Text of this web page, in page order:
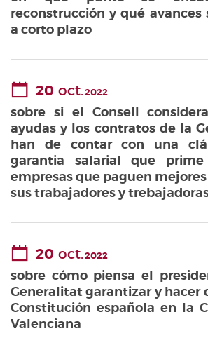
reconstrucción y qué avances
a corto plazo
20 oct.2022
sobre si el Consell
ayudas y los contratos de la
han de contar con una
garantia salarial que prime
empresas que paguen mejores
sus trabajadores y
20 oct.2022
sobre cómo piensa el
Generalitat garantizar y hacer
Constitución española en la
Valenciana